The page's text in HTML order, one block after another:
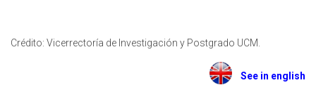
Crédito: Vicerrectoría de Investigación y Postgrado UCM.
See in english